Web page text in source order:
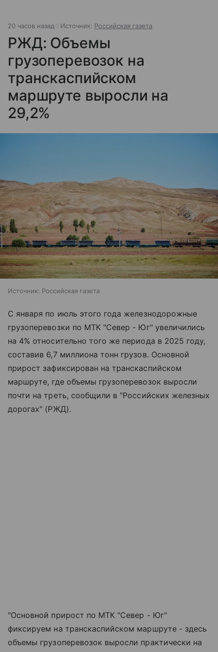
20 часов назад Источник: Российская газета
РЖД: Объемы
грузоперевозок на
транскаспийском
маршруте выросли на
29,2%
Источник: Российская газета
С января по июль этого года железнодорожные
грузоперевозки по МТК "Север - Юг" увеличились
на 4% относительно того же периода в 2025 году,
составив 6,7 миллиона тонн грузов. Основной
прирост зафиксирован на транскаспийском
маршруте, где объемы грузоперевозок выросли
почти на треть, сообщили в "Российских железных
дорогах" (РЖД).
"Основной прирост по МТК "Север - Юг"
фиксируем на транскаспийском маршруте - здесь
объемы грузоперевозок выросли практически на